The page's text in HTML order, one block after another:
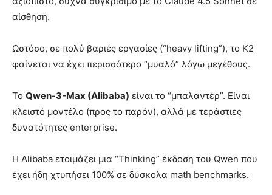
αίσθηση.
Ωστόσο, σε πολύ βαριές εργασίες (“heavy lifting”), το K2
φαίνεται να έχει περισσότερο “μυαλό” λόγω μεγέθους.
Το Qwen-3-Max (Alibaba) είναι το “μπαλαντέρ”. Είναι
κλειστό μοντέλο (προς το παρόν), αλλά με τεράστιες
δυνατότητες enterprise.
Η Alibaba ετοιμάζει μια “Thinking” έκδοση του Qwen που
έχει ήδη χτυπήσει 100% σε δύσκολα math benchmarks.